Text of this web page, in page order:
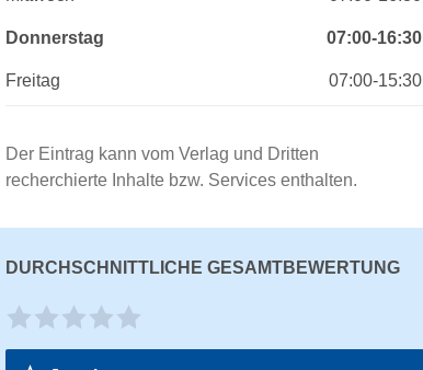
Donnerstag 07:00-16:30
Freitag 07:00-15:30
Der Eintrag kann vom Verlag und Dritten
recherchierte Inhalte bzw. Services enthalten.
DURCHSCHNITTLICHE GESAMTBEWERTUNG